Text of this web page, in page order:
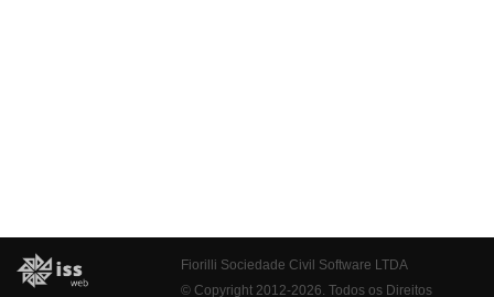
Fiorilli Sociedade Civil Software LTDA
© Copyright 2012-2026. Todos os Direitos